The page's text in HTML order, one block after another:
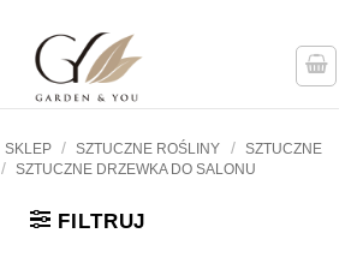
SKLEP / SZTUCZNE ROŚLINY / SZTUCZNE
/ SZTUCZNE DRZEWKA DO SALONU
FILTRUJ